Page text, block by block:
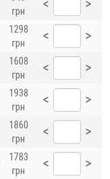
грн
< >
1298
грн
< >
1608
грн
< >
1938
грн
< >
1860
грн
< >
1783
грн
< >